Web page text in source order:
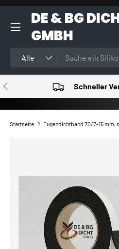
DIREKT ZUM INHALT
DE & BG
GMBH
Alle
VORHERIGE Schneller
Startseite Fugendichtband 70/7-15 mm,